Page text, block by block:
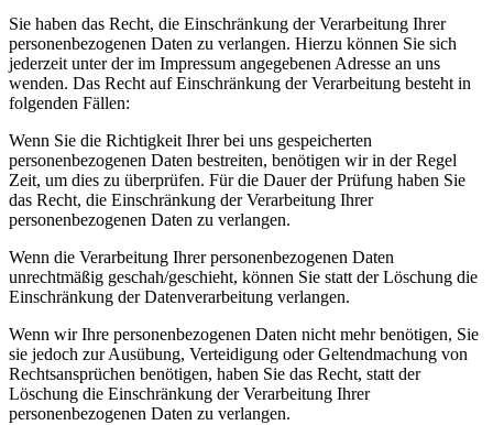
Sie haben das Recht, die Einschränkung der Verarbeitung Ihrer
personenbezogenen Daten zu verlangen. Hierzu können Sie sich
jederzeit unter der im Impressum angegebenen Adresse an uns
wenden. Das Recht auf Einschränkung der Verarbeitung besteht in
folgenden Fällen:
Wenn Sie die Richtigkeit Ihrer bei uns gespeicherten
personenbezogenen Daten bestreiten, benötigen wir in der Regel
Zeit, um dies zu überprüfen. Für die Dauer der Prüfung haben Sie
das Recht, die Einschränkung der Verarbeitung Ihrer
personenbezogenen Daten zu verlangen.
Wenn die Verarbeitung Ihrer personenbezogenen Daten
unrechtmäßig geschah/geschieht, können Sie statt der Löschung die
Einschränkung der Datenverarbeitung verlangen.
Wenn wir Ihre personenbezogenen Daten nicht mehr benötigen, Sie
sie jedoch zur Ausübung, Verteidigung oder Geltendmachung von
Rechtsansprüchen benötigen, haben Sie das Recht, statt der
Löschung die Einschränkung der Verarbeitung Ihrer
personenbezogenen Daten zu verlangen.